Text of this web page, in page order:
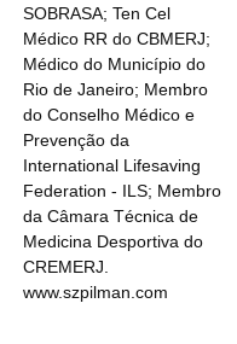
SOBRASA; Ten Cel
Médico RR do CBMERJ;
Médico do Município do
Rio de Janeiro; Membro
do Conselho Médico e
Prevenção da
International Lifesaving
Federation - ILS; Membro
da Câmara Técnica de
Medicina Desportiva do
CREMERJ.
www.szpilman.com